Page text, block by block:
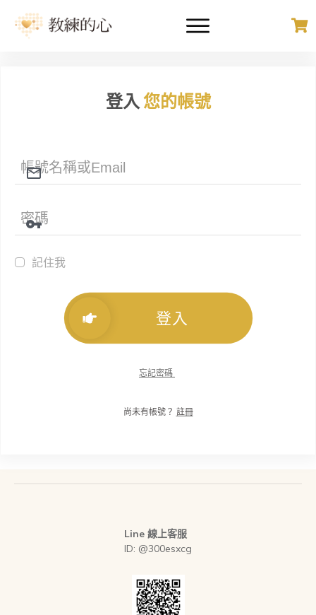
登入您的帳號
記住我
登入
忘記密碼
尚未有帳號？ 註冊
Line 線上客服
ID: @300esxcg